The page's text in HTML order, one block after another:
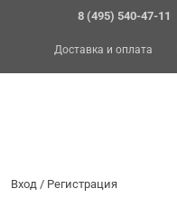
8 (495) 540-47-11
Доставка и оплата
Вход / Регистрация